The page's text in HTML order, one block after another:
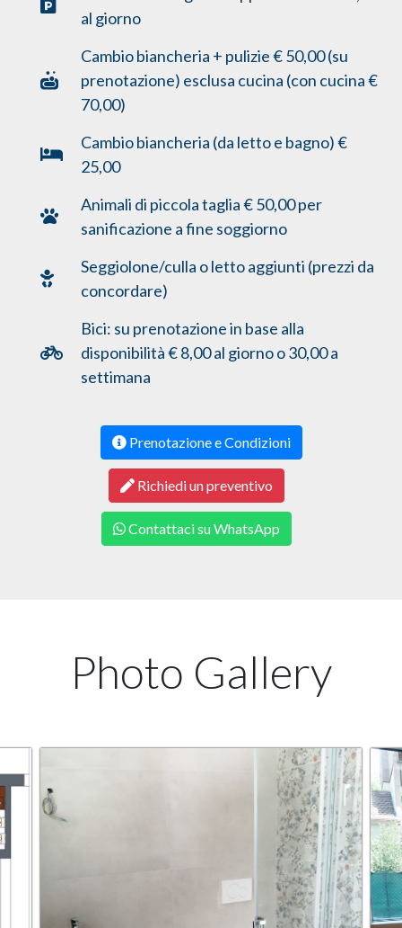
al giorno
Cambio biancheria + pulizie € 50,00 (su
prenotazione) esclusa cucina (con cucina €
70,00)
Cambio biancheria (da letto e bagno) €
25,00
Animali di piccola taglia € 50,00 per
sanificazione a fine soggiorno
Seggiolone/culla o letto aggiunti (prezzi da
concordare)
Bici: su prenotazione in base alla
disponibilità € 8,00 al giorno o 30,00 a
settimana
Prenotazione e Condizioni
Richiedi un preventivo
Contattaci su WhatsApp
Photo Gallery